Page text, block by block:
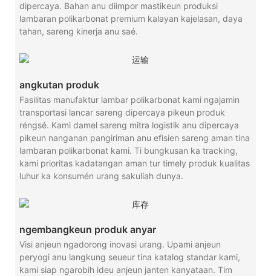
dipercaya. Bahan anu diimpor mastikeun produksi
lambaran polikarbonat premium kalayan kajelasan, daya
tahan, sareng kinerja anu saé.
angkutan produk
Fasilitas manufaktur lambar polikarbonat kami ngajamin
transportasi lancar sareng dipercaya pikeun produk
réngsé. Kami damel sareng mitra logistik anu dipercaya
pikeun nanganan pangiriman anu efisien sareng aman tina
lambaran polikarbonat kami. Ti bungkusan ka tracking,
kami prioritas kadatangan aman tur timely produk kualitas
luhur ka konsumén urang sakuliah dunya.
ngembangkeun produk anyar
Visi anjeun ngadorong inovasi urang. Upami anjeun
peryogi anu langkung seueur tina katalog standar kami,
kami siap ngarobih ideu anjeun janten kanyataan. Tim